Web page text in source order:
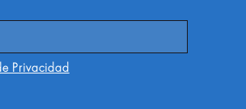
Privacidad